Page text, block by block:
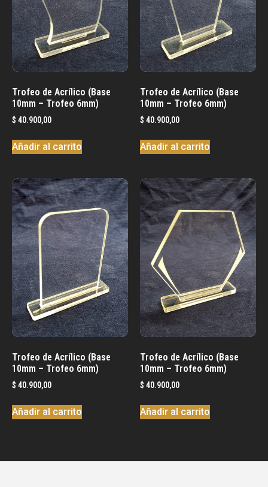
Trofeo de Acrílico (Base
10mm – Trofeo 6mm)
$ 40.900,00
Añadir al carrito
Trofeo de Acrílico (Base
10mm – Trofeo 6mm)
$ 40.900,00
Añadir al carrito
Trofeo de Acrílico (Base
10mm – Trofeo 6mm)
$ 40.900,00
Añadir al carrito
Trofeo de Acrílico (Base
10mm – Trofeo 6mm)
$ 40.900,00
Añadir al carrito